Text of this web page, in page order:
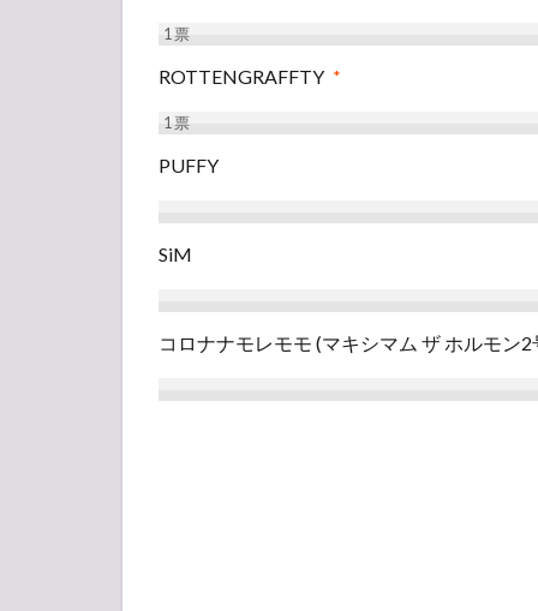
1票
ROTTENGRAFFTY *
1票
PUFFY
SiM
コロナナモレモモ (マキシマム ザ ホルモン2